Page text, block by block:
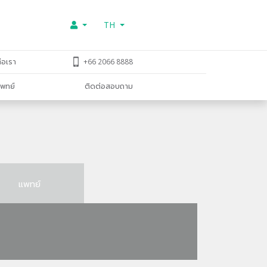
TH
เรา +66 2066 8888
ทย์ ติดต่อสอบถาม
แพทย์